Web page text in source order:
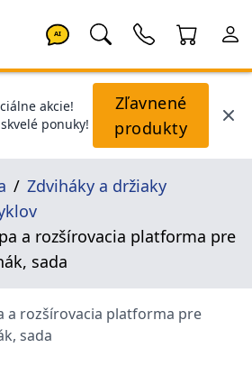
AI
akcie!
ponuky!
Zľavnené
produkty
Zdviháky a držiaky
a rozšírovacia platforma pre
sada